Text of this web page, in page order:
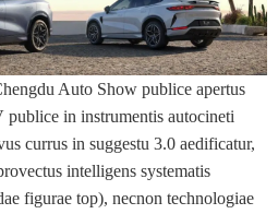
Auto Show publice apertus
in instrumentis autocineti
currus in suggestu 3.0 aedificatur,
intelligens systematis
figurae top), necnon technologiae